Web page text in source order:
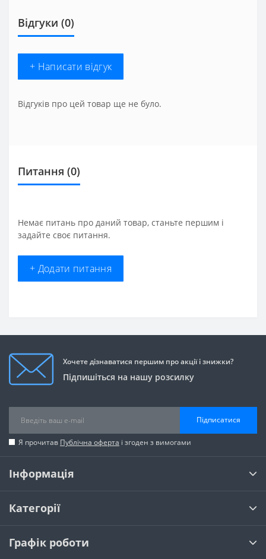
Відгуки (0)
+ Написати відгук
Відгуків про цей товар ще не було.
Питання (0)
Немає питань про даний товар, станьте першим і
задайте своє питання.
+ Додати питання
Хочете дізнаватися першим про акції і знижки?
Підпишіться на нашу розсилку
Підписатися
Я прочитав Публічна оферта і згоден з вимогами
Інформація
Категорії
Графік роботи